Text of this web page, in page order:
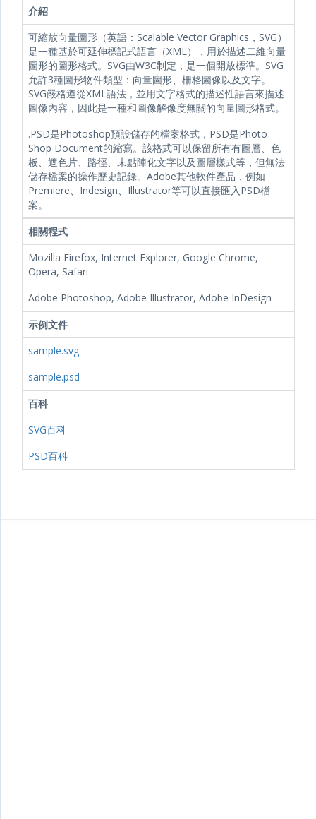
介紹
可縮放向量圖形（英語：Scalable Vector Graphics，SVG）
是一種基於可延伸標記式語言（XML），用於描述二維向量
圖形的圖形格式。SVG由W3C制定，是一個開放標準。SVG
允許3種圖形物件類型：向量圖形、柵格圖像以及文字。
SVG嚴格遵從XML語法，並用文字格式的描述性語言來描述
圖像內容，因此是一種和圖像解像度無關的向量圖形格式。
.PSD是Photoshop預設儲存的檔案格式，PSD是Photo
Shop Document的縮寫。該格式可以保留所有有圖層、色
板、遮色片、路徑、未點陣化文字以及圖層樣式等，但無法
儲存檔案的操作歷史記錄。Adobe其他軟件產品，例如
Premiere、Indesign、Illustrator等可以直接匯入PSD檔
案。
相關程式
Mozilla Firefox, Internet Explorer, Google Chrome,
Opera, Safari
Adobe Photoshop, Adobe Illustrator, Adobe InDesign
示例文件
sample.svg
sample.psd
百科
SVG百科
PSD百科